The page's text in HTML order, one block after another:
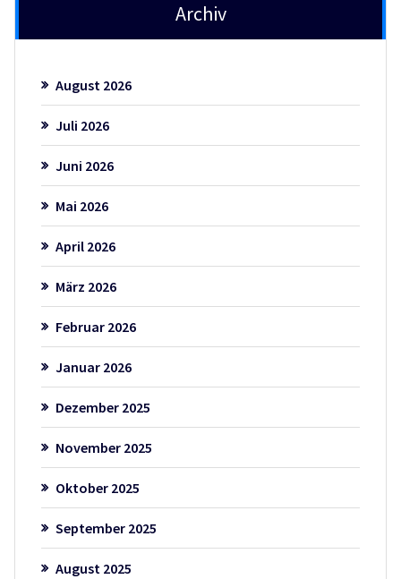
Archiv
August 2026
Juli 2026
Juni 2026
Mai 2026
April 2026
März 2026
Februar 2026
Januar 2026
Dezember 2025
November 2025
Oktober 2025
September 2025
August 2025